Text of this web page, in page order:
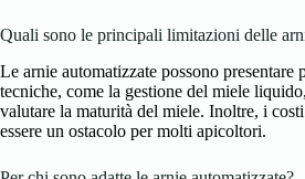
Quali sono le principali limitazioni delle
Le arnie automatizzate possono presentare
tecniche, come la gestione del miele
valutare la maturità del miele. Inoltre, i
essere un ostacolo per molti apicoltori.